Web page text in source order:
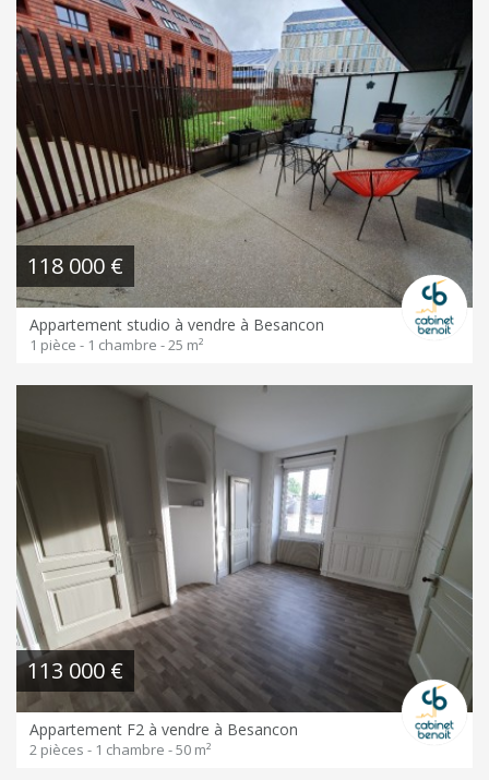
118 000 €
Appartement studio à vendre à Besancon
1 pièce - 1 chambre - 25 m²
113 000 €
Appartement F2 à vendre à Besancon
2 pièces - 1 chambre - 50 m²